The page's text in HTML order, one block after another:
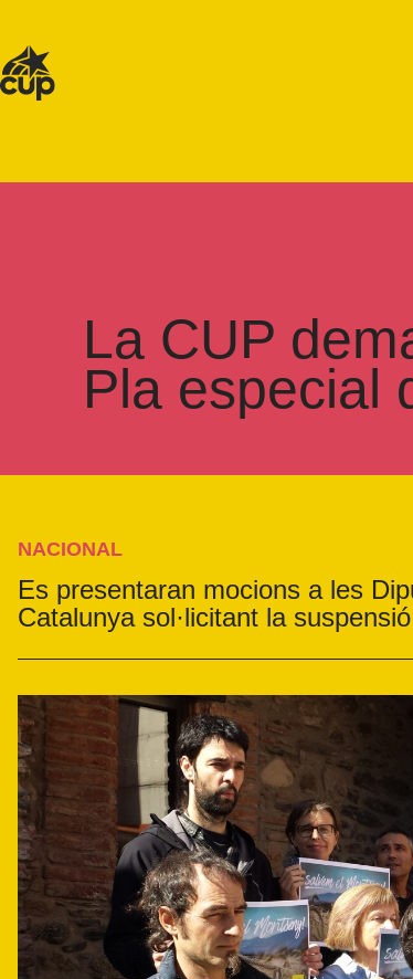
La CUP
Pla especial
NACIONAL
Es presentaran mocions a les
Catalunya sol·licitant la